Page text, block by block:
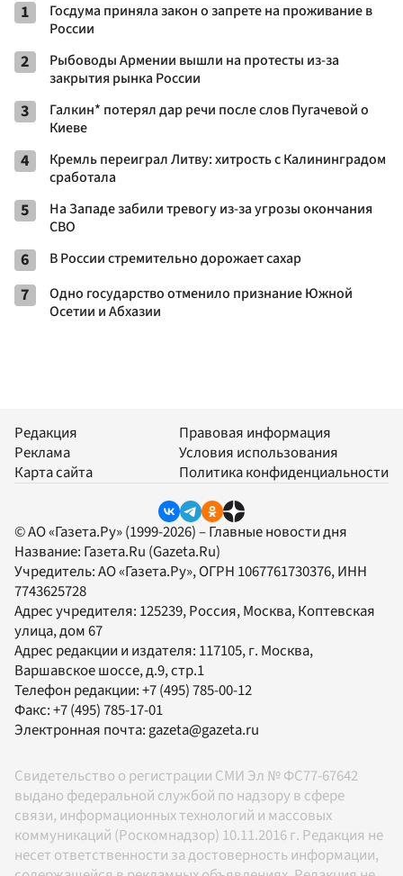
1
Госдума приняла закон о запрете на проживание в
России
2
Рыбоводы Армении вышли на протесты из-за
закрытия рынка России
3
Галкин* потерял дар речи после слов Пугачевой о
Киеве
4
Кремль переиграл Литву: хитрость с Калининградом
сработала
5
На Западе забили тревогу из-за угрозы окончания
СВО
6 В России стремительно дорожает сахар
7
Одно государство отменило признание Южной
Осетии и Абхазии
Редакция
Реклама
Карта сайта
Правовая информация
Условия использования
Политика конфиденциальности
© АО «Газета.Ру» (1999-2026) – Главные новости дня
Название: Газета.Ru (Gazeta.Ru)
Учредитель:АО «Газета.Ру», ОГРН 1067761730376, ИНН
7743625728
Адрес учредителя: 125239, Россия, Москва, Коптевская
улица, дом 67
Адрес редакции и издателя: 117105, г. Москва,
Варшавское шоссе, д.9, стр.1
Телефон редакции:+7 (495) 785-00-12
Факс:+7 (495) 785-17-01
Электронная почта:gazeta@gazeta.ru
Свидетельство о регистрации СМИ Эл № ФС77-67642
выдано федеральной службой по надзору в сфере
связи, информационных технологий и массовых
коммуникаций (Роскомнадзор) 10.11.2016 г. Редакция не
несет ответственности за достоверность информации,